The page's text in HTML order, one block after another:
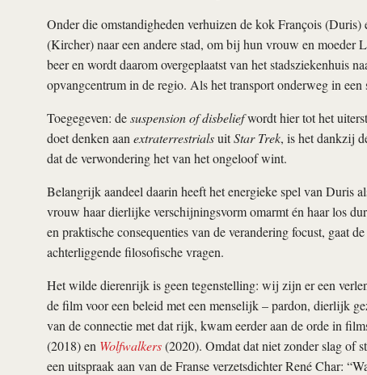
Onder die omstandigheden verhuizen de kok François
(Kircher) naar een andere stad, om bij hun vrouw en moeder
beer en wordt daarom overgeplaatst van het stadsziekenhuis
opvangcentrum in de regio. Als het transport onderweg in
Toegegeven: desuspension of disbeliefwordt hier tot het
doet denken aan extraterrestrialsuitStar Trek, is het dankzij
dat de verwondering het van het ongeloof wint.
Belangrijk aandeel daarin heeft het energieke spel van Duris
vrouw haar dierlijke verschijningsvorm omarmt én haar los
en praktische consequenties van de verandering focust, gaat
achterliggende filosofische vragen.
Het wilde dierenrijk is geen tegenstelling: wij zijn er een
de film voor een beleid met een menselijk – pardon, dierlijk
van de connectie met dat rijk, kwam eerder aan de orde in
(2018) en Wolfwalkers(2020). Omdat dat niet zonder slag of
een uitspraak aan van de Franse verzetsdichter René Char: